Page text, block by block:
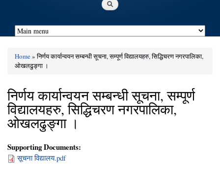
You are here
Home» निर्णय कार्यान्वयन सम्बन्धी सूचना, सम्पूर्ण विद्यालयहरु, सिद्धिचरण नगरपालिका,
ओखलढुङ्गा ।
निर्णय कार्यान्वयन सम्बन्धी सूचना, सम्पूर्ण
विद्यालयहरु, सिद्धिचरण नगरपालिका,
ओखलढुङ्गा ।
Supporting Documents:
सूचना विद्यालय.pdf